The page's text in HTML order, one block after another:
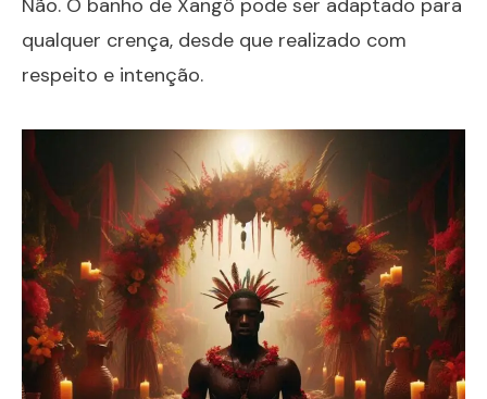
qualquer crença, desde que realizado com
respeito e intenção.